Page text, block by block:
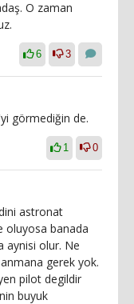
O zaman
6 3
görmediğin de.
1 0
astronat
oluyosa banada
aynisi olur. Ne
gerek yok.
pilot degildir
buyuk